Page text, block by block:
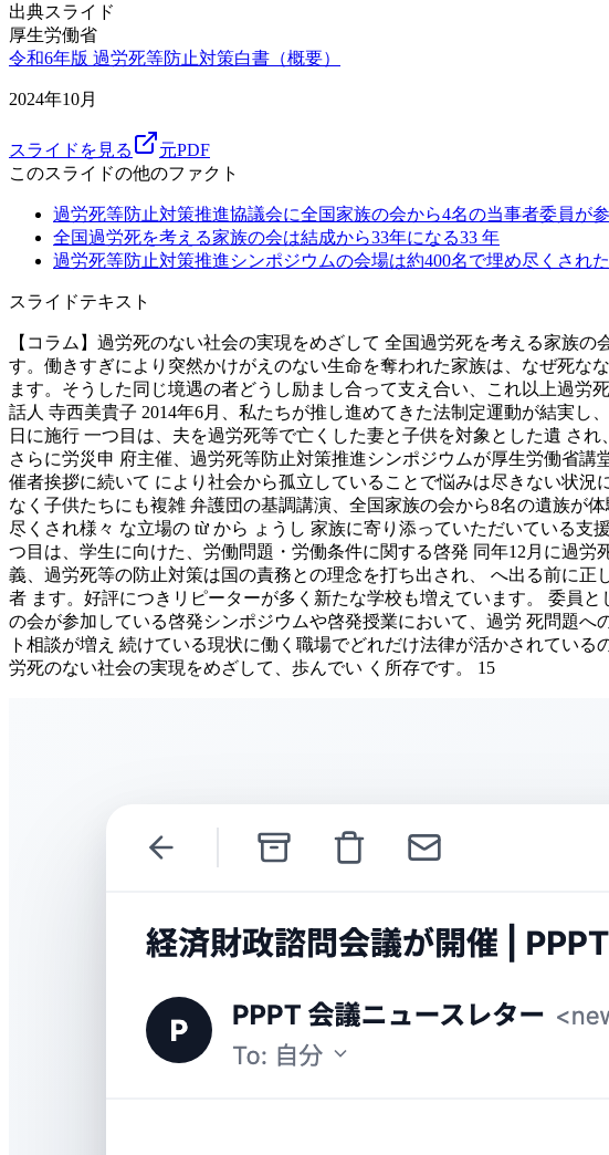
出典スライド
厚生労働省
令和6年版 過労死等防止対策白書（概要）
2024年10月
スライドを見る
元PDF
このスライドの他のファクト
過労死等防止対策推進協議会に全国家族の会から4名の当事者委員が
全国過労死を考える家族の会は結成から33年になる33 年
過労死等防止対策推進シンポジウムの会場は約400名で埋め尽くされた
スライドテキスト
【コラム】過労死のない社会の実現をめざして 全国過労死を考える家族
す。働きすぎにより突然かけがえのない生命を奪われた家族は、なぜ死
ます。そうした同じ境遇の者どうし励まし合って支え合い、これ以上過
話人 寺西美貴子 2014年6月、私たちが推し進めてきた法制定運動が結実し
日に施行 一つ目は、夫を過労死等で亡くした妻と子供を対象とした遺 さ
さらに労災申 府主催、過労死等防止対策推進シンポジウムが厚生労働省
催者挨拶に続いて により社会から孤立していることで悩みは尽きない状
なく子供たちにも複雑 弁護団の基調講演、全国家族の会から8名の遺族が
尽くされ様々 な立場の từ から ょうし 家族に寄り添っていただいている
つ目は、学生に向けた、労働問題・労働条件に関する啓発 同年12月に過
義、過労死等の防止対策は国の責務との理念を打ち出され、 へ出る前に
者 ます。好評につきリピーターが多く新たな学校も増えています。 委員
の会が参加している啓発シンポジウムや啓発授業において、過労 死問題
ト相談が増え 続けている現状に働く職場でどれだけ法律が活かされてい
労死のない社会の実現をめざして、歩んでい く所存です。 15